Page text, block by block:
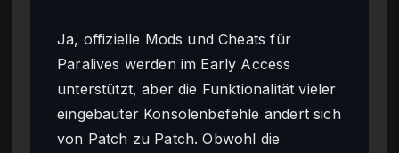
Ja, offizielle Mods und Cheats für
Paralives werden im Early Access
unterstützt, aber die Funktionalität vieler
eingebauter Konsolenbefehle ändert sich
von Patch zu Patch. Obwohl die